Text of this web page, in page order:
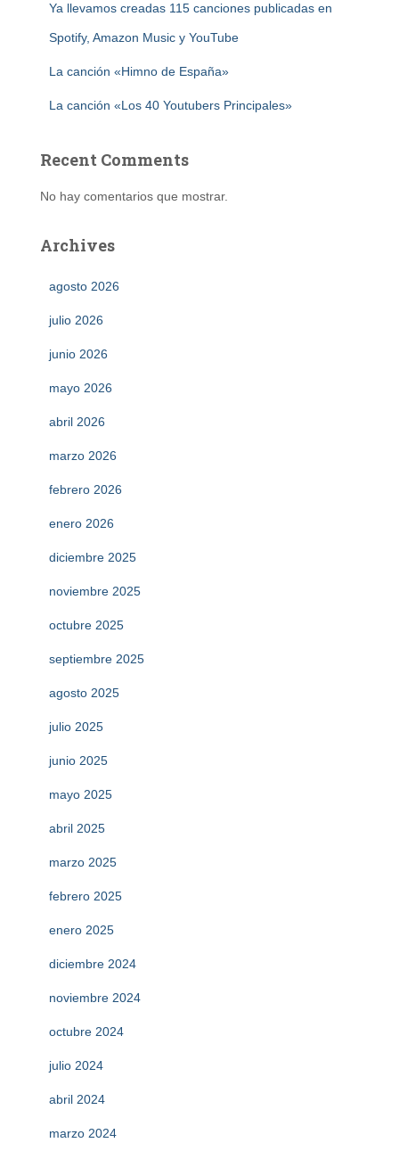
Ya llevamos creadas 115 canciones publicadas en
Spotify, Amazon Music y YouTube
La canción «Himno de España»
La canción «Los 40 Youtubers Principales»
Recent Comments
No hay comentarios que mostrar.
Archives
agosto 2026
julio 2026
junio 2026
mayo 2026
abril 2026
marzo 2026
febrero 2026
enero 2026
diciembre 2025
noviembre 2025
octubre 2025
septiembre 2025
agosto 2025
julio 2025
junio 2025
mayo 2025
abril 2025
marzo 2025
febrero 2025
enero 2025
diciembre 2024
noviembre 2024
octubre 2024
julio 2024
abril 2024
marzo 2024